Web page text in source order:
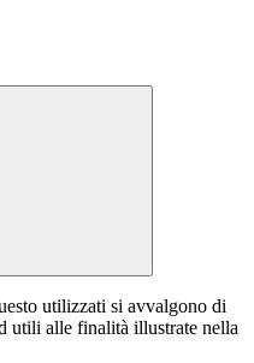
utilizzati si avvalgono di
utili alle finalità illustrate nella